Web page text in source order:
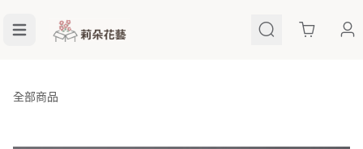
Cart
全部商品